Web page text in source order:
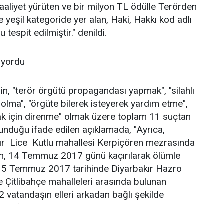
yürüten ve bir milyon TL ödülle Terörden
kategoride yer alan, Haki, Hakkı kod adlı
tespit edilmiştir." denildi.
"terör örgütü propagandası yapmak", "silahlı
"örgüte bilerek isteyerek yardım etme",
için direnme" olmak üzere toplam 11 suçtan
ifade edilen açıklamada, "Ayrıca,
Lice Kutlu mahallesi Kerpiçören mezrasında
14 Temmuz 2017 günü kaçırılarak ölümle
Temmuz 2017 tarihinde Diyarbakır Hazro
Çitlibahçe mahalleleri arasında bulunan
vatandaşın elleri arkadan bağlı şekilde